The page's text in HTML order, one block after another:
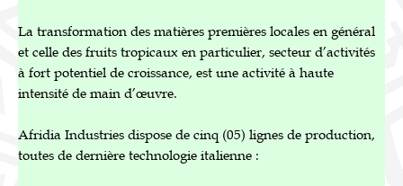
La transformation des matières premières locales en général
et celle des fruits tropicaux en particulier, secteur d’activités
à fort potentiel de croissance, est une activité à haute
intensité de main d’œuvre.
Afridia Industries dispose de cinq (05) lignes de production,
toutes de dernière technologie italienne :